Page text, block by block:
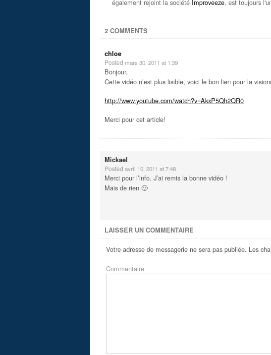
également rejoint la société Improveeze, est toujours
2 COMMENTS
chloe
Posted mars 30, 2011 at 1:39
Bonjour,
Cette vidéo n’est plus lisible, voici le bon lien pour la
http://www.youtube.com/watch?v=AkxP5Qh2QR0
Merci pour cet article!
Mickael
Postedavril 10, 2011 at 7:48
Merci pour l’info. J’ai remis la bonne vidéo !
Mais de rien 🙂
LAISSER UN COMMENTAIRE
Votre adresse de messagerie ne sera pas publiée. Les
Commentaire